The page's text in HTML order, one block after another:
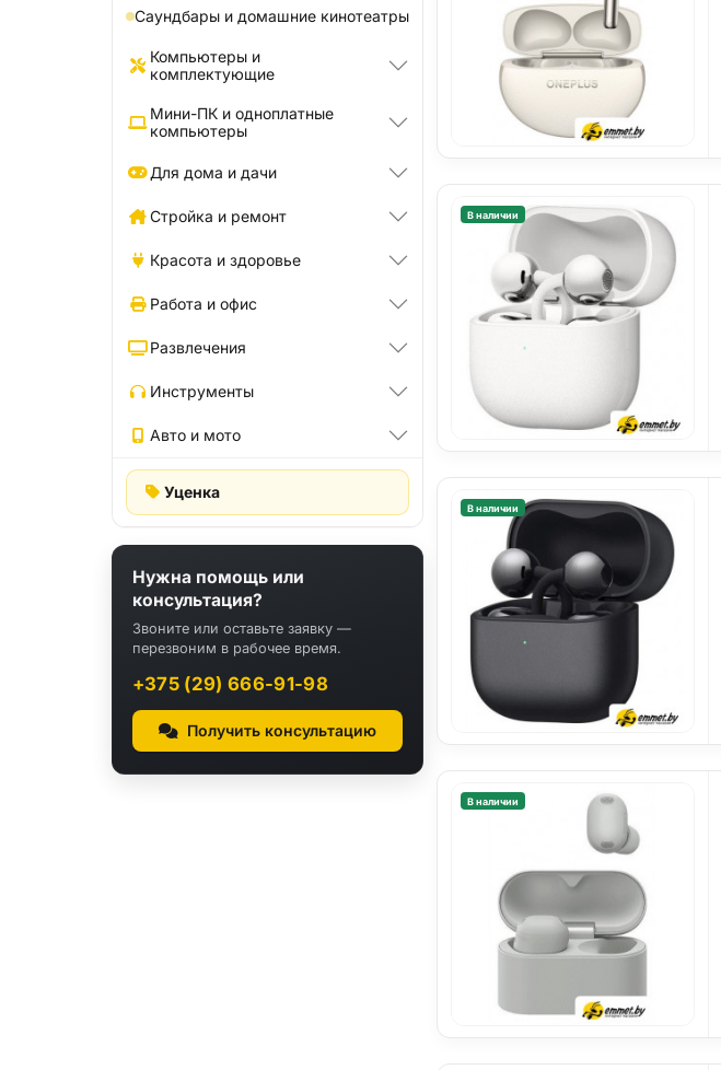
Саундбары и домашние кинотеатры
Компьютеры и
комплектующие
Мини-ПК и одноплатные
компьютеры
Для дома и дачи
Стройка и ремонт
Красота и здоровье
Работа и офис
Развлечения
Инструменты
Авто и мото
Уценка
Нужна помощь или
консультация?
Звоните или оставьте заявку —
перезвоним в рабочее время.
+375 (29) 666-91-98
Получить консультацию
В наличии
В наличии
В наличии